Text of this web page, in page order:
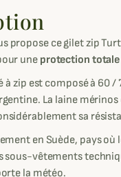
propose ce gilet zip
une protection
à zip est composé à 60
La laine
sa
en Suède, pays
sous-vêtements
la météo.